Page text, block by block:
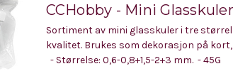
CCHobby - Mini
Sortiment av mini glasskuler i tre
kvalitet. Brukes som dekorasjon på kort,
- Størrelse: 0,6-0,8+1,5-2+3 mm. - 45G